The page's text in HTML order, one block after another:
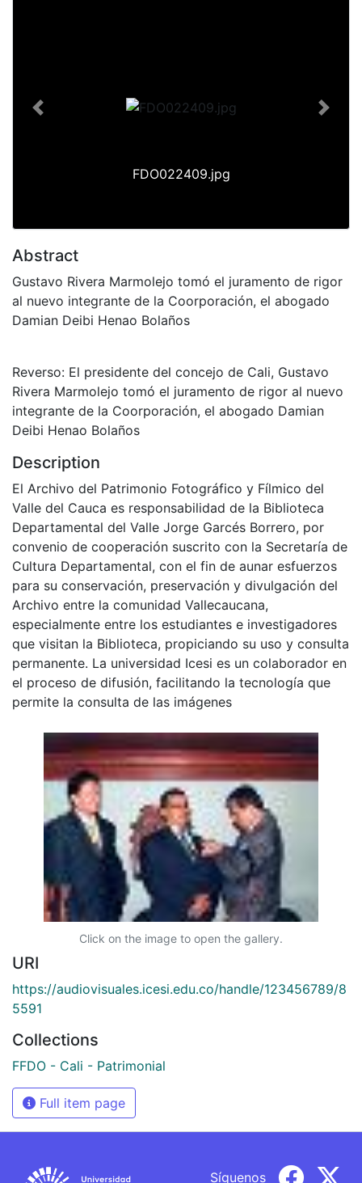
FDO022409.jpg
Previous Next
Abstract
Gustavo Rivera Marmolejo tomó el juramento de rigor
al nuevo integrante de la Coorporación, el abogado
Damian Deibi Henao Bolaños
Reverso: El presidente del concejo de Cali, Gustavo
Rivera Marmolejo tomó el juramento de rigor al nuevo
integrante de la Coorporación, el abogado Damian
Deibi Henao Bolaños
Description
El Archivo del Patrimonio Fotográfico y Fílmico del
Valle del Cauca es responsabilidad de la Biblioteca
Departamental del Valle Jorge Garcés Borrero, por
convenio de cooperación suscrito con la Secretaría de
Cultura Departamental, con el fin de aunar esfuerzos
para su conservación, preservación y divulgación del
Archivo entre la comunidad Vallecaucana,
especialmente entre los estudiantes e investigadores
que visitan la Biblioteca, propiciando su uso y consulta
permanente. La universidad Icesi es un colaborador en
el proceso de difusión, facilitando la tecnología que
permite la consulta de las imágenes
Click on the image to open the gallery.
URI
https://audiovisuales.icesi.edu.co/handle/123456789/8
5591
Collections
FFDO - Cali - Patrimonial
Full item page
Síguenos